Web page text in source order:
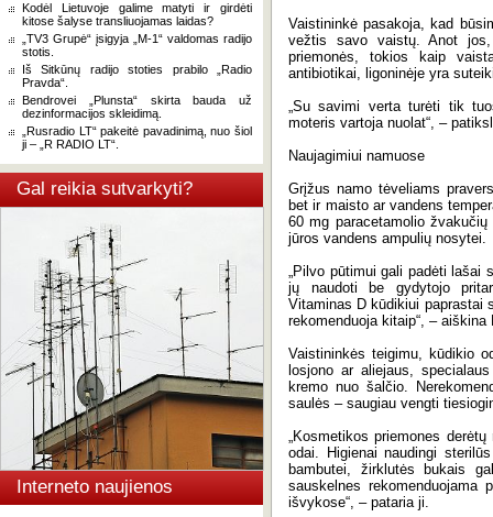
Kodėl Lietuvoje galime matyti ir girdėti
kitose šalyse transliuojamas laidas?
„TV3 Grupė“ įsigyja „M-1“ valdomas radijo
stotis.
Iš Sitkūnų radijo stoties prabilo „Radio
Pravda“.
Bendrovei „Plunsta“ skirta bauda už
dezinformacijos skleidimą.
„Rusradio LT“ pakeitė pavadinimą, nuo šiol
ji – „R RADIO LT“.
Gal reikia sutvarkyti?
Interneto naujienos
Vaistininkė pasakoja, kad
vežtis savo vaistų. Anot
priemonės, tokios kaip
antibiotikai, ligoninėje yra
„Su savimi verta turėti tik
moteris vartoja nuolat“, –
Naujagimiui namuose
Grįžus namo tėveliams
bet ir maisto ar vandens
60 mg paracetamolio
jūros vandens ampulių nosytei.
„Pilvo pūtimui gali padėti lašai
jų naudoti be gydytojo
Vitaminas D kūdikiui paprastai
rekomenduoja kitaip“, – aiškina
Vaistininkės teigimu, kūdikio
losjono ar aliejaus,
kremo nuo šalčio.
saulės – saugiau vengti
„Kosmetikos priemones
odai. Higienai naudingi
bambutei, žirklutės bukais
sauskelnes rekomenduojama
išvykose“, – pataria ji.